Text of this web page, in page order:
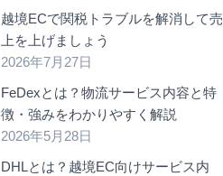
越境ECで関税トラブルを解消して売
上を上げましょう
2026年7月27日
FeDexとは？物流サービス内容と特
徴・強みをわかりやすく解説
2026年5月28日
DHLとは？越境EC向けサービス内